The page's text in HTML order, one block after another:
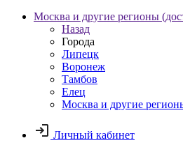
Москва и другие регионы
Назад
Города
Липецк
Воронеж
Тамбов
Елец
Москва и другие
Личный кабинет